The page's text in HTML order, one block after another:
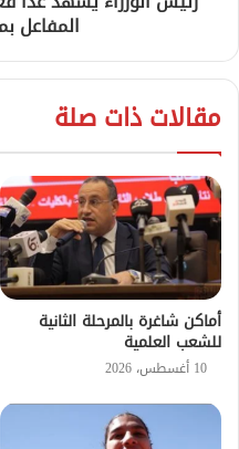
المفاعل
مقالات ذات صلة
أماكن شاغرة بالمرحلة الثانية
للشعب العلمية
10 أغسطس، 2026